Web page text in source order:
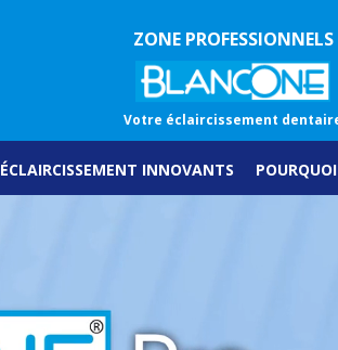
ZONE PROFESSIONNELS
Votre éclaircissement
ÉCLAIRCISSEMENT INNOVANTS